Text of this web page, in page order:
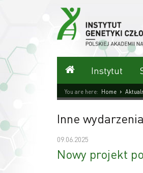
Strona główna
Instytut
You are here: Home ›
Inne wydarzenia
09.06.2025
Nowy projekt